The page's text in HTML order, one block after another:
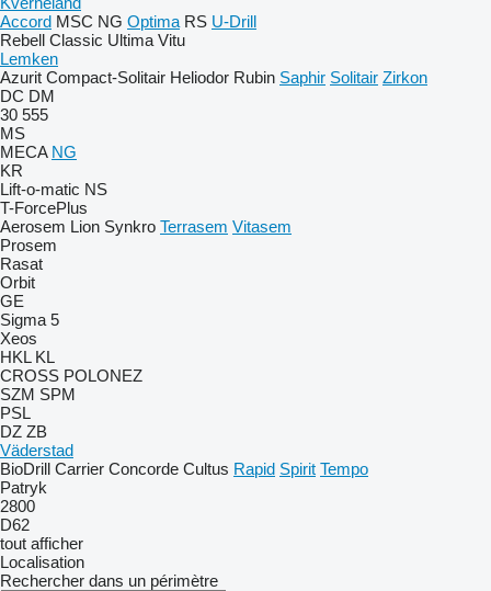
Accord MSC NG Optima RS U-Drill
Rebell Classic Ultima Vitu
Lemken
Azurit Compact-Solitair Heliodor Rubin Saphir Solitair Zirkon
DC DM
30 555
MS
MECA NG
KR
Lift-o-matic NS
T-ForcePlus
Aerosem Lion Synkro Terrasem Vitasem
Prosem
Rasat
Orbit
GE
Sigma 5
Xeos
HKL KL
CROSS POLONEZ
SZM SPM
PSL
DZ ZB
Väderstad
BioDrill Carrier Concorde Cultus Rapid Spirit Tempo
Patryk
2800
D62
tout afficher
Localisation
Rechercher dans un périmètre